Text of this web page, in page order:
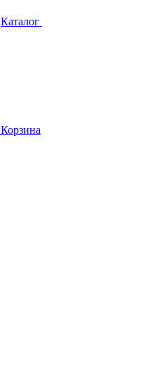
Каталог
Корзина